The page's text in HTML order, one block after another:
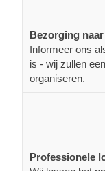
Bezorging
Informeer ons
is - wij zullen
organiseren.
Professionele